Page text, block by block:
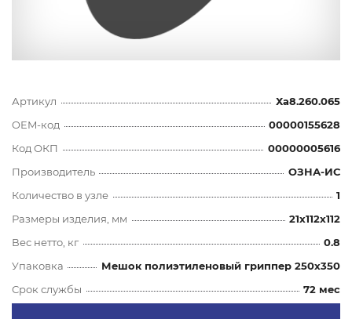
Артикул
Ха8.260.065
OEM-код
00000155628
Код ОКП
00000005616
Производитель
ОЗНА-ИС
Количество в узле
1
Размеры изделия, мм
21x112x112
Вес нетто, кг
0.8
Упаковка
Мешок полиэтиленовый гриппер 250х350
Срок службы
72 мес